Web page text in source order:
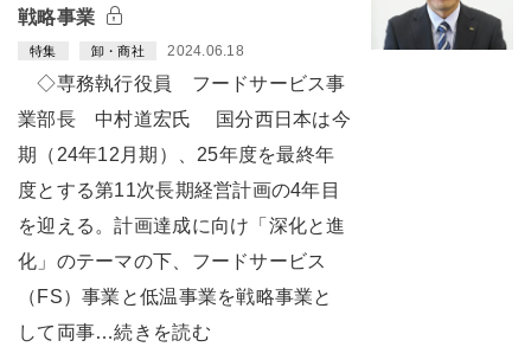
戦略事業
特集 卸・商社 2024.06.18
◇専務執行役員 フードサービス事
業部長 中村道宏氏 国分西日本は今
期（24年12月期）、25年度を最終年
度とする第11次長期経営計画の4年目
を迎える。計画達成に向け「深化と進
化」のテーマの下、フードサービス
（FS）事業と低温事業を戦略事業と
して両事…続きを読む